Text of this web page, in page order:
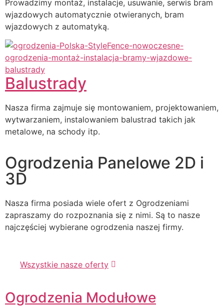
Prowadzimy montaż, instalacje, usuwanie, serwis bram
wjazdowych automatycznie otwieranych, bram
wjazdowych z automatyką.
Balustrady
Nasza firma zajmuje się montowaniem, projektowaniem,
wytwarzaniem, instalowaniem balustrad takich jak
metalowe, na schody itp.
Ogrodzenia Panelowe 2D i
3D
Nasza firma posiada wiele ofert z Ogrodzeniami
zapraszamy do rozpoznania się z nimi. Są to nasze
najczęściej wybierane ogrodzenia naszej firmy.
Wszystkie nasze oferty
Ogrodzenia Modułowe